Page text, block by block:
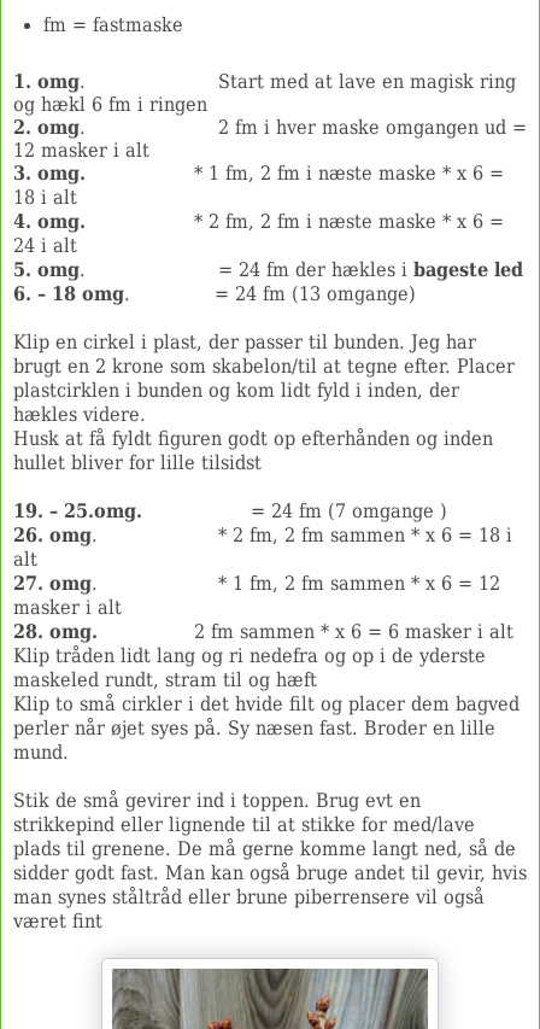
fm = fastmaske
1. omg. Start med at lave en magisk ring
og hækl 6 fm i ringen
2. omg. 2 fm i hver maske omgangen ud =
12 masker i alt
3. omg. * 1 fm, 2 fm i næste maske * x 6 =
18 i alt
4. omg. * 2 fm, 2 fm i næste maske * x 6 =
24 i alt
5. omg. = 24 fm der hækles i bageste led
6. – 18 omg. = 24 fm (13 omgange)
Klip en cirkel i plast, der passer til bunden. Jeg har
brugt en 2 krone som skabelon/til at tegne efter. Placer
plastcirklen i bunden og kom lidt fyld i inden, der
hækles videre.
Husk at få fyldt figuren godt op efterhånden og inden
hullet bliver for lille tilsidst
19. – 25.omg. = 24 fm (7 omgange )
26. omg. * 2 fm, 2 fm sammen * x 6 = 18 i
alt
27. omg. * 1 fm, 2 fm sammen * x 6 = 12
masker i alt
28. omg. 2 fm sammen * x 6 = 6 masker i alt
Klip tråden lidt lang og ri nedefra og op i de yderste
maskeled rundt, stram til og hæft
Klip to små cirkler i det hvide filt og placer dem bagved
perler når øjet syes på. Sy næsen fast. Broder en lille
mund.
Stik de små gevirer ind i toppen. Brug evt en
strikkepind eller lignende til at stikke for med/lave
plads til grenene. De må gerne komme langt ned, så de
sidder godt fast. Man kan også bruge andet til gevir, hvis
man synes ståltråd eller brune piberrensere vil også
været fint